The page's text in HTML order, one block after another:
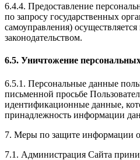
6.4.4. Предоставление
по запросу государственных
самоуправления)
законодательством.
6.5. Уничтожение
6.5.1. Персональные данные
письменной просьбе
идентификационные данные,
принадлежность информации
7. Меры по защите информации о
7.1. Администрация Сайта